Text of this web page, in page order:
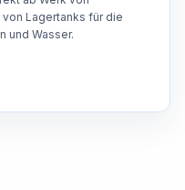
Lagertanks für die
und Wasser.